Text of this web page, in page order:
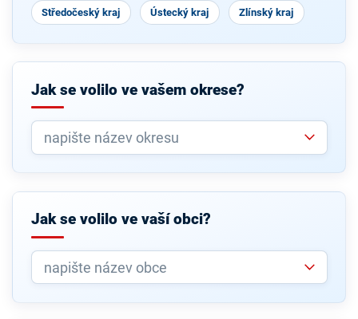
Středočeský kraj Ústecký kraj Zlínský kraj
Jak se volilo ve vašem okrese?
Jak se volilo ve vaší obci?